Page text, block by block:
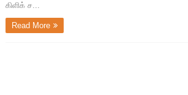
கிளிக் ச...
Read More